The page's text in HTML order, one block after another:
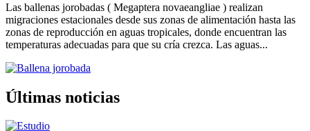
Las ballenas jorobadas ( Megaptera novaeangliae ) realizan
migraciones estacionales desde sus zonas de alimentación hasta las
zonas de reproducción en aguas tropicales, donde encuentran las
temperaturas adecuadas para que su cría crezca. Las aguas...
Últimas noticias